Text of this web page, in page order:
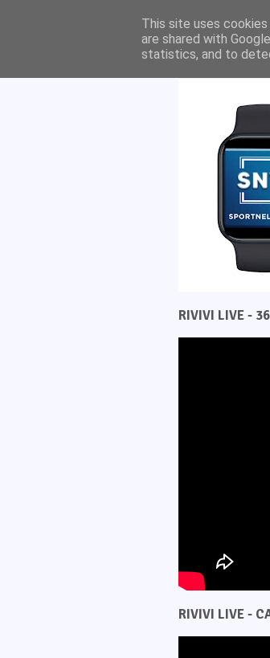
Home
RIVIVI LIVE -
RIVIVI LIVE -
This site uses
are shared with
statistics, and to